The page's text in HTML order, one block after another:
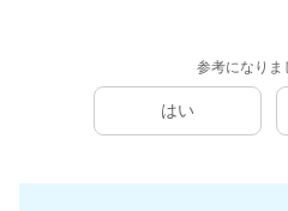
参考になりま
はい